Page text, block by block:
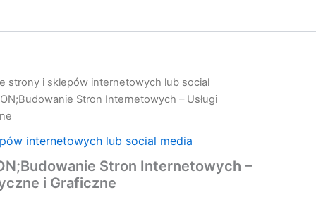
strony i sklepów internetowych lub social
Stron Internetowych – Usługi
internetowych lub social media
Stron Internetowych –
i Graficzne